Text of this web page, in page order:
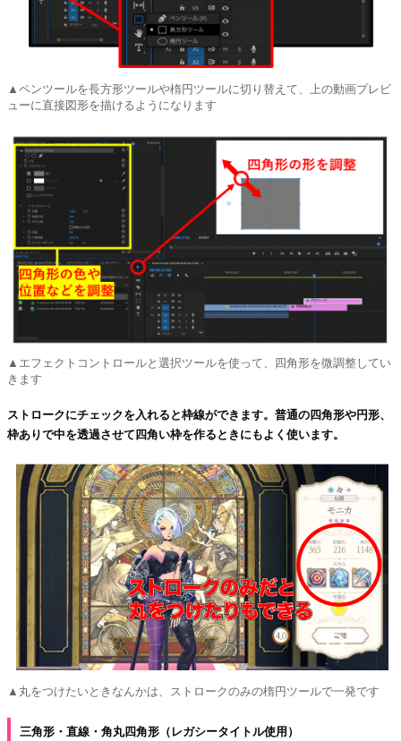
▲ペンツールを長方形ツールや楕円ツールに切り替えて、上の動画プレビ
ューに直接図形を描けるようになります
▲エフェクトコントロールと選択ツールを使って、四角形を微調整してい
きます
ストロークにチェックを入れると枠線ができます。普通の四角形や円形、
枠ありで中を透過させて四角い枠を作るときにもよく使います。
▲丸をつけたいときなんかは、ストロークのみの楕円ツールで一発です
三角形・直線・角丸四角形（レガシータイトル使用）